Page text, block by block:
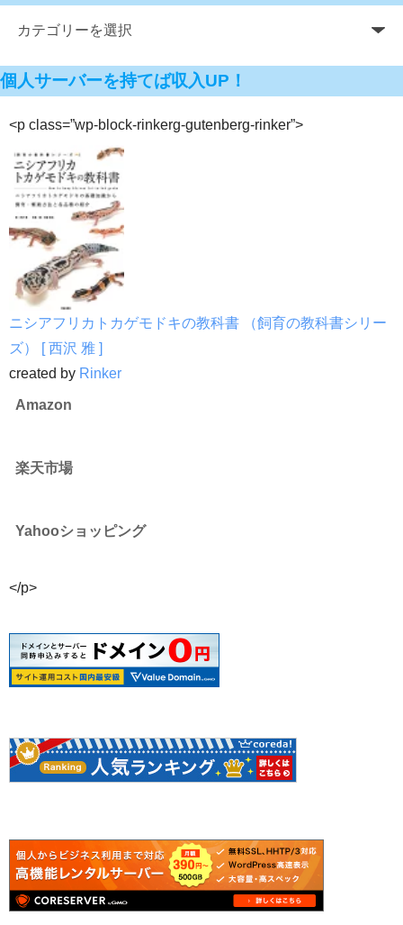
個人サーバーを持てば収入UP！
<p class=”wp-block-rinkerg-gutenberg-rinker”>
ニシアフリカトカゲモドキの教科書 （飼育の教科書シリー
ズ） [ 西沢 雅 ]
created by Rinker
Amazon
楽天市場
Yahooショッピング
</p>